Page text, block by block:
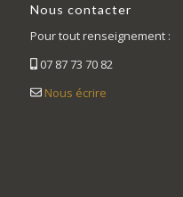
Nous contacter
Pour tout renseignement :
07 87 73 70 82
Nous écrire